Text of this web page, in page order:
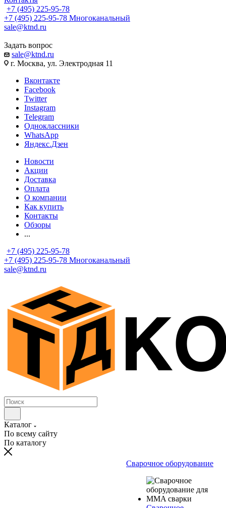
+7 (495) 225-95-78
+7 (495) 225-95-78 Многоканальный
sale@ktnd.ru
Задать вопрос
sale@ktnd.ru
г. Москва, ул. Электродная 11
Вконтакте
Facebook
Twitter
Instagram
Telegram
Одноклассники
WhatsApp
Яндекс.Дзен
Новости
Акции
Доставка
Оплата
О компании
Как купить
Контакты
Обзоры
...
+7 (495) 225-95-78
+7 (495) 225-95-78 Многоканальный
sale@ktnd.ru
Каталог
По всему сайту
По каталогу
Сварочное оборудование